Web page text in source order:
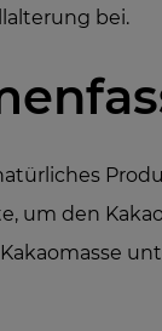
bei.
um den